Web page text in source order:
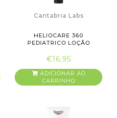
Cantabria Labs
HELIOCARE 360
PEDIATRICO LOÇÃO
€16,95
ADICIONAR AO
CARRINHO